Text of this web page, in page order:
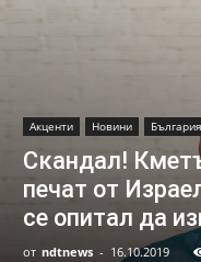
Акценти Новини България
Скандал!
печат от
се опитал да
от ndtnews - 16.10.2019